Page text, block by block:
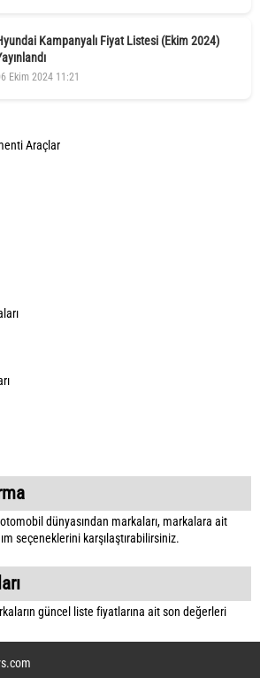
Kampanyalı Fiyat Listesi (Ekim 2024)
Ekim 2024 11:21
Araçlar
otomobil dünyasından markaları, markalara ait
seçeneklerini karşılaştırabilirsiniz.
güncel liste fiyatlarına ait son değerleri